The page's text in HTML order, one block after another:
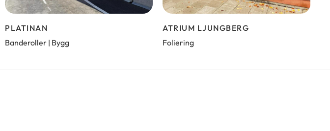
PLATINAN
Banderoller | Bygg
ATRIUM LJUNGBERG
Foliering